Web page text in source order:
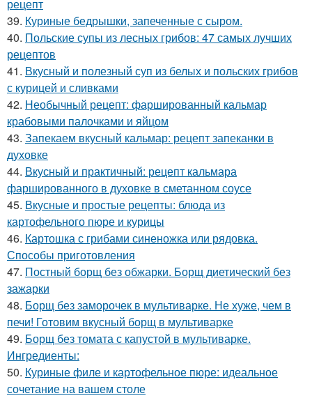
рецепт
39. Куриные бедрышки, запеченные с сыром.
40. Польские супы из лесных грибов: 47 самых лучших
рецептов
41. Вкусный и полезный суп из белых и польских грибов
с курицей и сливками
42. Необычный рецепт: фаршированный кальмар
крабовыми палочками и яйцом
43. Запекаем вкусный кальмар: рецепт запеканки в
духовке
44. Вкусный и практичный: рецепт кальмара
фаршированного в духовке в сметанном соусе
45. Вкусные и простые рецепты: блюда из
картофельного пюре и курицы
46. Картошка с грибами синеножка или рядовка.
Способы приготовления
47. Постный борщ без обжарки. Борщ диетический без
зажарки
48. Борщ без заморочек в мультиварке. Не хуже, чем в
печи! Готовим вкусный борщ в мультиварке
49. Борщ без томата с капустой в мультиварке.
Ингредиенты:
50. Куриные филе и картофельное пюре: идеальное
сочетание на вашем столе